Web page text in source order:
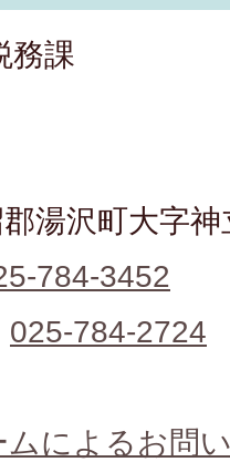
務課
湯沢町大字
784-3452
025-784-2724
ムによるお問